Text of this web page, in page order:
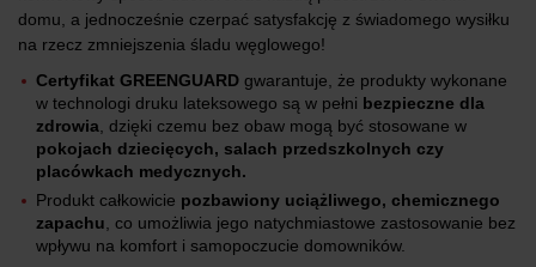
domu, a jednocześnie czerpać satysfakcję z świadomego wysiłku
na rzecz zmniejszenia śladu węglowego!
Certyfikat GREENGUARD gwarantuje, że produkty wykonane
w technologi druku lateksowego są w pełni bezpieczne dla
zdrowia , dzięki czemu bez obaw mogą być stosowane w
pokojach dziecięcych, salach przedszkolnych czy
placówkach medycznych.
Produkt całkowicie pozbawiony uciążliwego, chemicznego
zapachu , co umożliwia jego natychmiastowe zastosowanie bez
wpływu na komfort i samopoczucie domowników.